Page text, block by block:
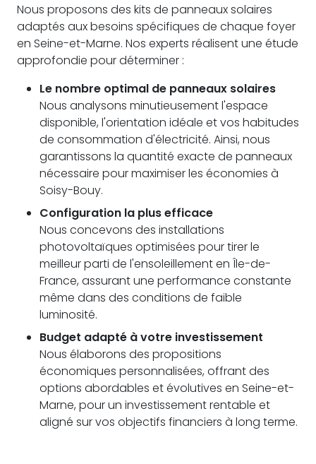
Nous proposons des kits de panneaux solaires
adaptés aux besoins spécifiques de chaque foyer
en Seine-et-Marne. Nos experts réalisent une étude
approfondie pour déterminer :
Le nombre optimal de panneaux solaires
Nous analysons minutieusement l'espace
disponible, l'orientation idéale et vos habitudes
de consommation d'électricité. Ainsi, nous
garantissons la quantité exacte de panneaux
nécessaire pour maximiser les économies à
Soisy-Bouy.
Configuration la plus efficace
Nous concevons des installations
photovoltaïques optimisées pour tirer le
meilleur parti de l'ensoleillement en Île-de-
France, assurant une performance constante
même dans des conditions de faible
luminosité.
Budget adapté à votre investissement
Nous élaborons des propositions
économiques personnalisées, offrant des
options abordables et évolutives en Seine-et-
Marne, pour un investissement rentable et
aligné sur vos objectifs financiers à long terme.